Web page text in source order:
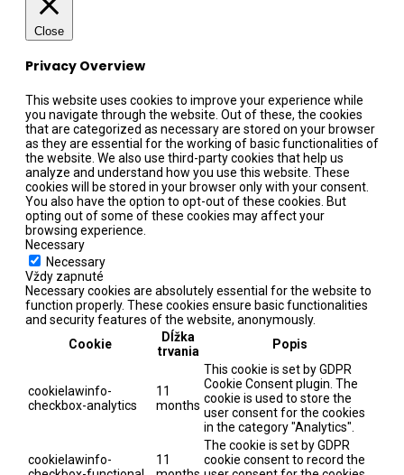
Close
Privacy Overview
This website uses cookies to improve your experience while
you navigate through the website. Out of these, the cookies
that are categorized as necessary are stored on your browser
as they are essential for the working of basic functionalities of
the website. We also use third-party cookies that help us
analyze and understand how you use this website. These
cookies will be stored in your browser only with your consent.
You also have the option to opt-out of these cookies. But
opting out of some of these cookies may affect your
browsing experience.
Necessary
Necessary
Vždy zapnuté
Necessary cookies are absolutely essential for the website to
function properly. These cookies ensure basic functionalities
and security features of the website, anonymously.
Cookie
Dĺžka
trvania
Popis
cookielawinfo-
checkbox-analytics
11
months
This cookie is set by GDPR
Cookie Consent plugin. The
cookie is used to store the
user consent for the cookies
in the category "Analytics".
cookielawinfo-
11
The cookie is set by GDPR
cookie consent to record the